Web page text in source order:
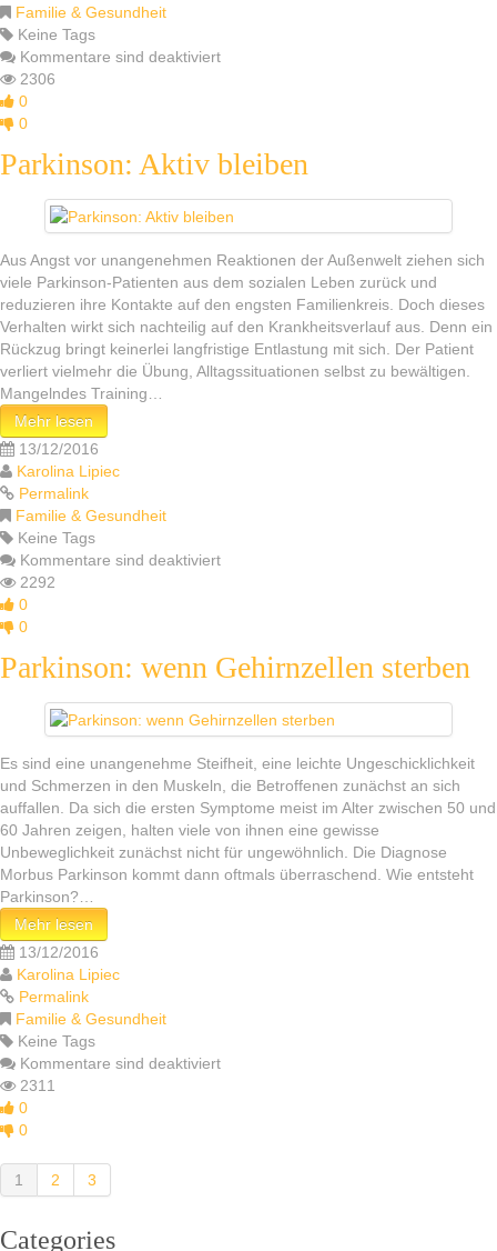
Familie & Gesundheit
Keine Tags
Kommentare sind deaktiviert
2306
0
0
Parkinson: Aktiv bleiben
Aus Angst vor unangenehmen Reaktionen der Außenwelt ziehen sich
viele Parkinson-Patienten aus dem sozialen Leben zurück und
reduzieren ihre Kontakte auf den engsten Familienkreis. Doch dieses
Verhalten wirkt sich nachteilig auf den Krankheitsverlauf aus. Denn ein
Rückzug bringt keinerlei langfristige Entlastung mit sich. Der Patient
verliert vielmehr die Übung, Alltagssituationen selbst zu bewältigen.
Mangelndes Training…
Mehr lesen
13/12/2016
Karolina Lipiec
Permalink
Familie & Gesundheit
Keine Tags
Kommentare sind deaktiviert
2292
0
0
Parkinson: wenn Gehirnzellen sterben
Es sind eine unangenehme Steifheit, eine leichte Ungeschicklichkeit
und Schmerzen in den Muskeln, die Betroffenen zunächst an sich
auffallen. Da sich die ersten Symptome meist im Alter zwischen 50 und
60 Jahren zeigen, halten viele von ihnen eine gewisse
Unbeweglichkeit zunächst nicht für ungewöhnlich. Die Diagnose
Morbus Parkinson kommt dann oftmals überraschend. Wie entsteht
Parkinson?…
Mehr lesen
13/12/2016
Karolina Lipiec
Permalink
Familie & Gesundheit
Keine Tags
Kommentare sind deaktiviert
2311
0
0
1 2 3
Categories